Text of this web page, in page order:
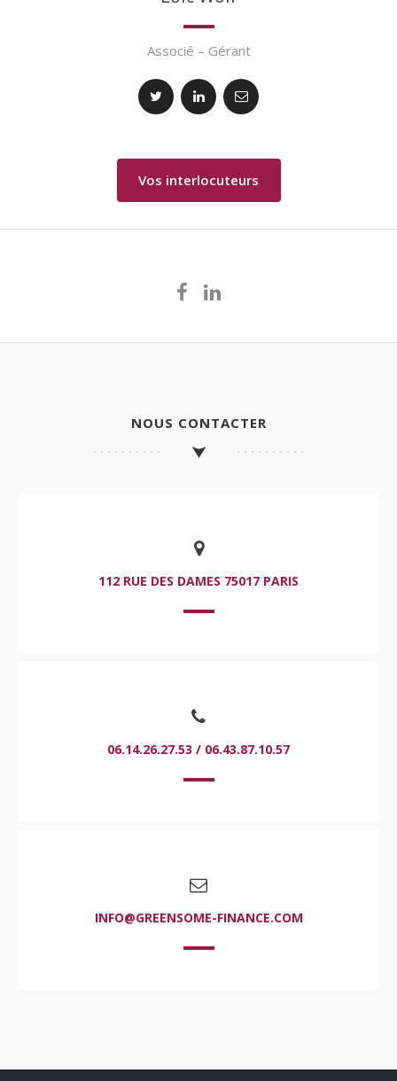
Associé – Gérant
Vos interlocuteurs
NOUS CONTACTER
112 RUE DES DAMES 75017 PARIS
06.14.26.27.53 / 06.43.87.10.57
INFO@GREENSOME-FINANCE.COM